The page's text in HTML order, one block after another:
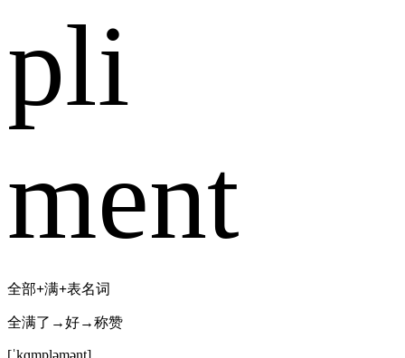
pli
ment
全部+满+表名词
全满了→好→称赞
[ˈkɑmpləmənt]